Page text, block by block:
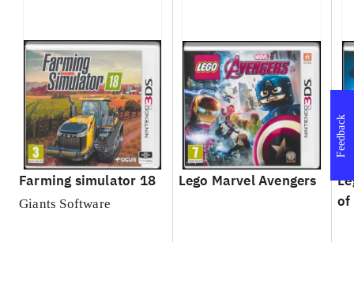
Farming simulator 18
Giants Software
Lego Marvel Avengers
of
Feedback